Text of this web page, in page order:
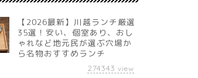
【2026最新】川越ランチ厳選
35選！安い、個室あり、おし
ゃれなど地元民が選ぶ穴場か
ら名物おすすめランチ
274343 view